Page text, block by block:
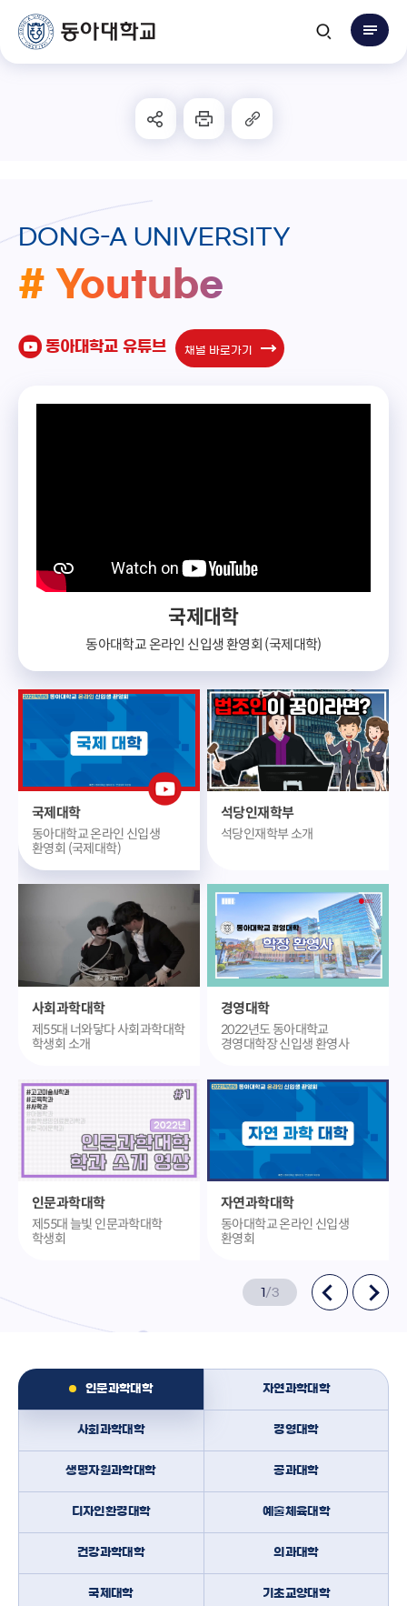
DONG-A UNIVERSITY
# Youtube
동아대학교 유튜브 채널 바로가기
국제대학
동아대학교 온라인 신입생 환영회 (국제대학)
국제대학
동아대학교 온라인 신입생
환영회 (국제대학)
석당인재학부
석당인재학부 소개
사회과학대학
제55대 너와닿다 사회과학대학
학생회 소개
경영대학
2022년도 동아대학교
경영대학장 신입생 환영사
인문과학대학
제55대 늘빛 인문과학대학
학생회
자연과학대학
동아대학교 온라인 신입생
환영회
1 /3
인문과학대학 자연과학대학
사회과학대학 경영대학
생명자원과학대학 공과대학
디자인환경대학 예술체육대학
건강과학대학 의과대학
국제대학 기초교양대학